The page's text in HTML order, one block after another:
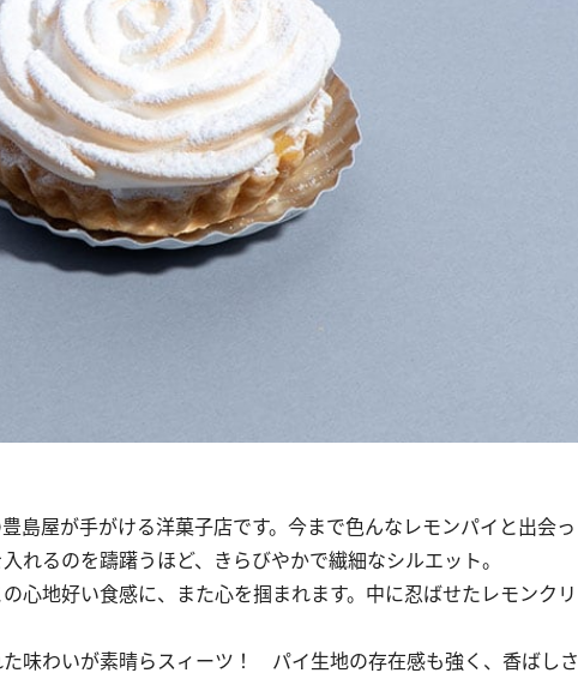
屋が手がける洋菓子店です。今まで色んなレモンパイと出会っ
れるのを躊躇うほど、きらびやかで繊細なシルエット。
地好い食感に、また心を掴まれます。中に忍ばせたレモンクリ
味わいが素晴らスィーツ！ パイ生地の存在感も強く、香ばしさ